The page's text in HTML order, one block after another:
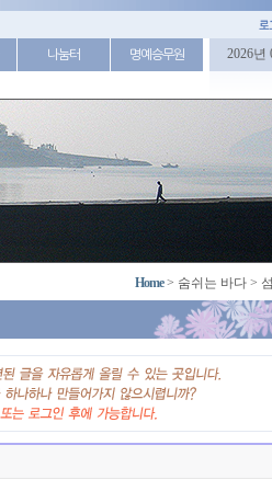
나눔터 명예승무원 2026년
Home> 숨쉬는 바다 >